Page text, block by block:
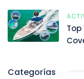
Categorías